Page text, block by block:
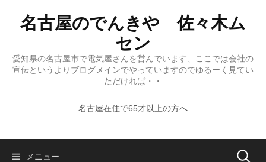
プ
名古屋のでんきや 佐々木ム
セン
愛知県の名古屋市で電気屋さんを営んでいます、ここでは会社の
宣伝というよりブログメインでやっていますのでゆるーく見てい
ただければ・・
名古屋在住で65才以上の方へ
メニュー 検